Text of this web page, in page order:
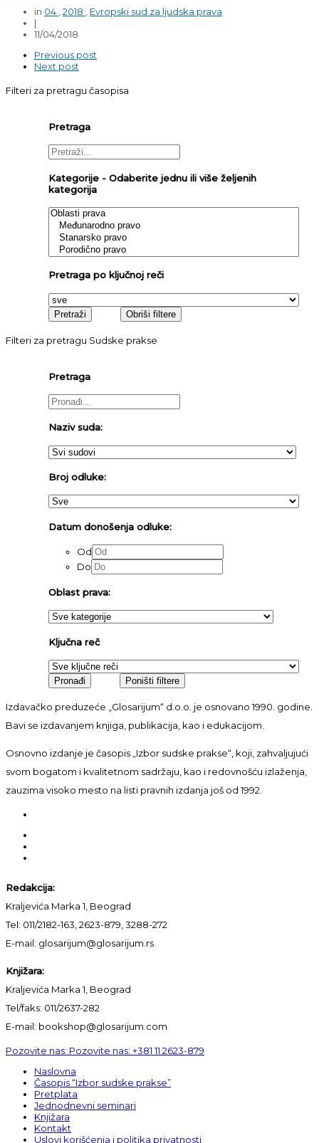
in 04 2018
Evropski sud za ljudska prava
|
11/04/2018
Previous post
Next post
Filteri za pretragu časopisa
Pretraga
Kategorije - Odaberite jednu ili više željenih
kategorija
Pretraga po ključnoj reči
Filteri za pretragu Sudske prakse
Pretraga
Naziv suda:
Broj odluke:
Datum donošenja odluke:
Od
Do
Oblast prava:
Ključna reč
Izdavačko preduzeće „Glosarijum“ d.o.o. je osnovano 1990. godine.
Bavi se izdavanjem knjiga, publikacija, kao i edukacijom.
Osnovno izdanje je časopis „Izbor sudske prakse“, koji, zahvaljujući
svom bogatom i kvalitetnom sadržaju, kao i redovnošću izlaženja,
zauzima visoko mesto na listi pravnih izdanja još od 1992.
Redakcija:
Kraljevića Marka 1, Beograd
Tel: 011/2182-163, 2623-879, 3288-272
E-mail: glosarijum@glosarijum.rs
Knjižara:
Kraljevića Marka 1, Beograd
Tel/faks: 011/2637-282
E-mail: bookshop@glosarijum.com
Pozovite nas: Pozovite nas: +381 11 2623-879
Naslovna
Časopis “Izbor sudske prakse”
Pretplata
Jednodnevni seminari
Knjižara
Kontakt
Uslovi korišćenja i politika privatnosti